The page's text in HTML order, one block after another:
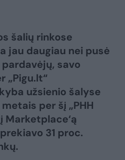
šalių rinkose
jau daugiau nei pusė
savo
„Pigu.lt“
užsienio šalyse
per šį „PHH
Marketplace‘ą
31 proc.